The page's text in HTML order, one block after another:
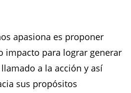
apasiona es proponer
impacto para lograr generar
a la acción y así
sus propósitos